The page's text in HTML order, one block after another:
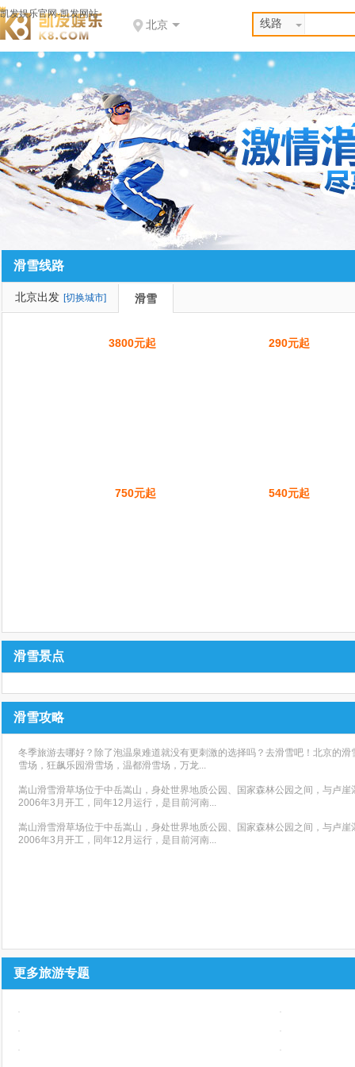
凯发娱乐官网-凯发网站
北京 线路
滑雪线路
北京出发 [切换城市] 滑雪
3800元起 290元起
750元起 540元起
滑雪景点
滑雪攻略
冬季旅游去哪好？除了泡温泉难道就没有更刺激的选择吗？去滑雪吧！北京的
雪场，狂飙乐园滑雪场，温都滑雪场，万龙...
嵩山滑雪滑草场位于中岳嵩山，身处世界地质公园、国家森林公园之间，与卢
2006年3月开工，同年12月运行，是目前河南...
嵩山滑雪滑草场位于中岳嵩山，身处世界地质公园、国家森林公园之间，与卢
2006年3月开工，同年12月运行，是目前河南...
更多旅游专题
·
·
·
·
·
·